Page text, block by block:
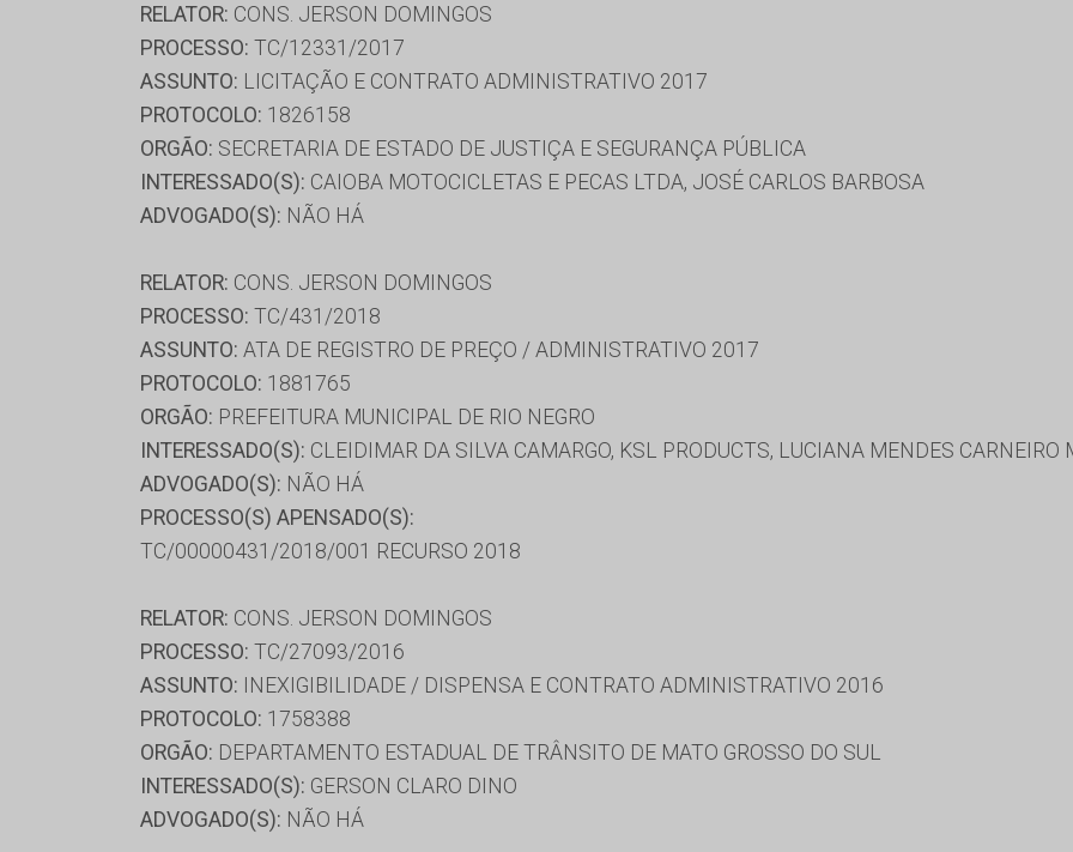
RELATOR: CONS. JERSON DOMINGOS
PROCESSO: TC/12331/2017
ASSUNTO: LICITAÇÃO E CONTRATO ADMINISTRATIVO 2017
PROTOCOLO: 1826158
ORGÃO: SECRETARIA DE ESTADO DE JUSTIÇA E SEGURANÇA PÚBLICA
INTERESSADO(S): CAIOBA MOTOCICLETAS E PECAS LTDA, JOSÉ CARLOS BARBOSA
ADVOGADO(S): NÃO HÁ
RELATOR: CONS. JERSON DOMINGOS
PROCESSO: TC/431/2018
ASSUNTO: ATA DE REGISTRO DE PREÇO / ADMINISTRATIVO 2017
PROTOCOLO: 1881765
ORGÃO: PREFEITURA MUNICIPAL DE RIO NEGRO
INTERESSADO(S): CLEIDIMAR DA SILVA CAMARGO, KSL PRODUCTS, LUCIANA MENDES CARNEIRO
ADVOGADO(S): NÃO HÁ
PROCESSO(S) APENSADO(S):
TC/00000431/2018/001 RECURSO 2018
RELATOR: CONS. JERSON DOMINGOS
PROCESSO: TC/27093/2016
ASSUNTO: INEXIGIBILIDADE / DISPENSA E CONTRATO ADMINISTRATIVO 2016
PROTOCOLO: 1758388
ORGÃO: DEPARTAMENTO ESTADUAL DE TRÂNSITO DE MATO GROSSO DO SUL
INTERESSADO(S): GERSON CLARO DINO
ADVOGADO(S): NÃO HÁ